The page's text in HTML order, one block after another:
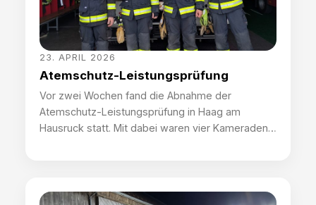
23. APRIL 2026
Atemschutz-Leistungsprüfung
Vor zwei Wochen fand die Abnahme der
Atemschutz-Leistungsprüfung in Haag am
Hausruck statt. Mit dabei waren vier Kameraden
der korrekten Prüfung der Komponenten